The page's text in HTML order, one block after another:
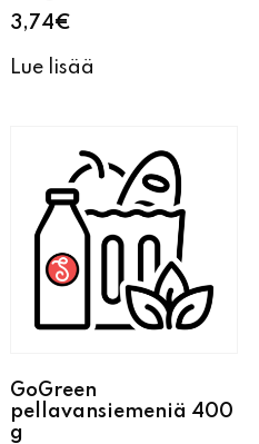
3,74€
Lue lisää
GoGreen
pellavansiemeniä 400
g